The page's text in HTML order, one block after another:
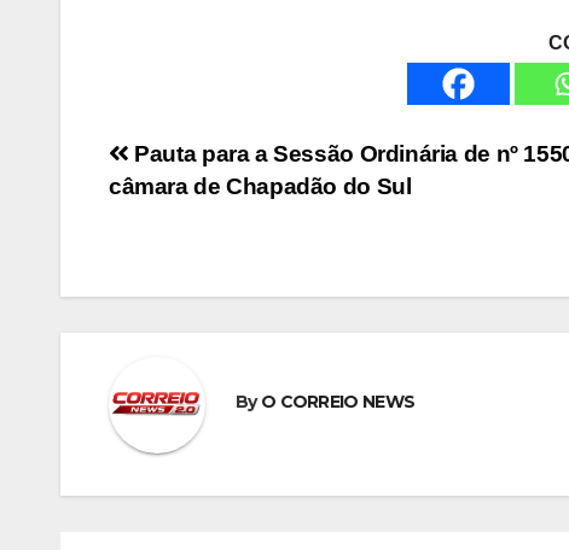
Navegação
Pauta para a Sessão Ordinária de nº
câmara de Chapadão do Sul
ByO CORREIO NEWS